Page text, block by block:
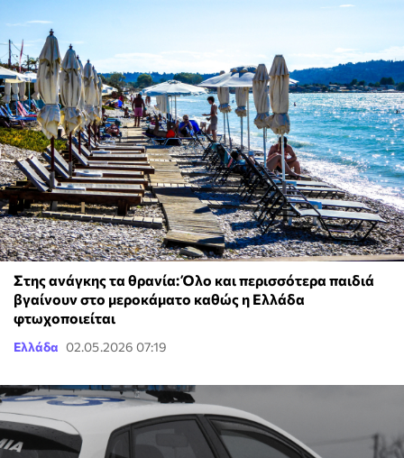
Στης ανάγκης τα θρανία: Όλο και περισσότερα παιδιά
βγαίνουν στο μεροκάματο καθώς η Ελλάδα
φτωχοποιείται
Ελλάδα 02.05.2026 07:19